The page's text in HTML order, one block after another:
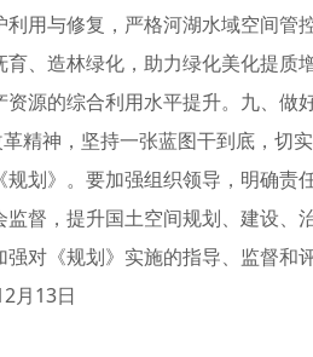
用与修复，严格河湖水域空间
、造林绿化，助力绿化美化提
源的综合利用水平提升。九、
革精神，坚持一张蓝图干到底，切
划》。要加强组织领导，明确
监督，提升国土空间规划、建设
对《规划》实施的指导、监督
月13日